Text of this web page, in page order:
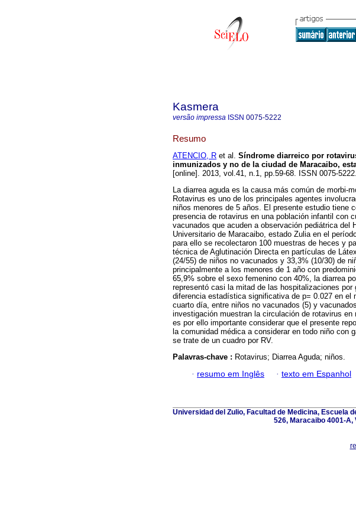
Kasmera
versão impressa ISSN 0075-5222
Resumo
ATENCIO, R et al. Síndrome diarreico por
inmunizados y no de la ciudad de Maracaibo,
[online]. 2013, vol.41, n.1, pp.59-68. ISSN 0075-5222.
La diarrea aguda es la causa más común de morbi-
Rotavirus es uno de los principales agentes
niños menores de 5 años. El presente estudio tiene
presencia de rotavirus en una población infantil con
vacunados que acuden a observación pediátrica del
Universitario de Maracaibo, estado Zulia en el
para ello se recolectaron 100 muestras de heces y
técnica de Aglutinación Directa en partículas de
(24/55) de niños no vacunados y 33,3% (10/30) de
principalmente a los menores de 1 año con
65,9% sobre el sexo femenino con 40%, la diarrea
representó casi la mitad de las hospitalizaciones
diferencia estadística significativa de p= 0.027 en el
cuarto día, entre niños no vacunados (5) y
investigación muestran la circulación de rotavirus
es por ello importante considerar que el presente
la comunidad médica a considerar en todo niño con
se trate de un cuadro por RV.
Palavras-chave : Rotavirus; Diarrea Aguda; niños.
· resumo em Inglês · texto em Espanhol
Universidad del Zulio, Facultad de Medicina, Escuela
526, Maracaibo 4001-A,